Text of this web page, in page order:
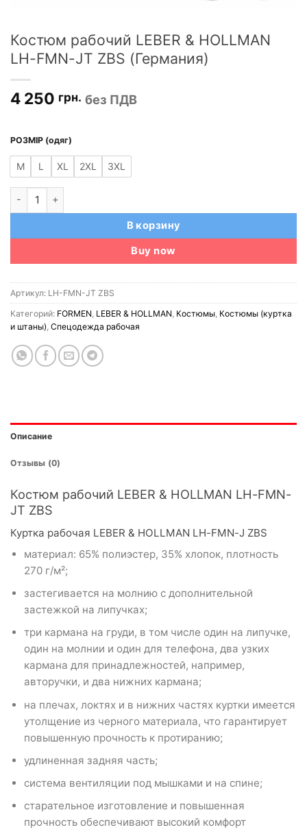
Костюм рабочий LEBER & HOLLMAN
LH-FMN-JT ZBS (Германия)
4 250 грн. без ПДВ
РОЗМІР (одяг)
M L XL 2XL 3XL
В корзину
Buy now
Артикул: LH-FMN-JT ZBS
Категорий: FORMEN, LEBER & HOLLMAN, Костюмы, Костюмы (куртка
и штаны), Спецодежда рабочая
Описание
Отзывы (0)
Костюм рабочий LEBER & HOLLMAN LH-FMN-
JT ZBS
Куртка рабочая LEBER & HOLLMAN LH-FMN-J ZBS
материал: 65% полиэстер, 35% хлопок, плотность
270 г/м²;
застегивается на молнию с дополнительной
застежкой на липучках;
три кармана на груди, в том числе один на липучке,
один на молнии и один для телефона, два узких
кармана для принадлежностей, например,
авторучки, и два нижних кармана;
на плечах, локтях и в нижних частях куртки имеется
утолщение из черного материала, что гарантирует
повышенную прочность к протиранию;
удлиненная задняя часть;
система вентиляции под мышками и на спине;
старательное изготовление и повышенная
прочность обеспечивают высокий комфорт